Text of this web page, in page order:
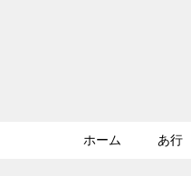
ホーム あ行